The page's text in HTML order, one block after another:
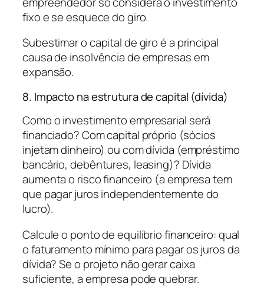
fixo e se esquece do giro.
Subestimar o capital de giro é a principal
causa de insolvência de empresas em
expansão.
8. Impacto na estrutura de capital (dívida)
Como o investimento empresarial será
financiado? Com capital próprio (sócios
injetam dinheiro) ou com dívida (empréstimo
bancário, debêntures, leasing)? Dívida
aumenta o risco financeiro (a empresa tem
que pagar juros independentemente do
lucro).
Calcule o ponto de equilíbrio financeiro: qual
o faturamento mínimo para pagar os juros da
dívida? Se o projeto não gerar caixa
suficiente, a empresa pode quebrar.